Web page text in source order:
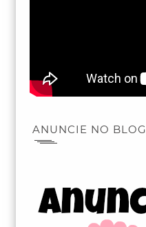
ANUNCIE NO BLOG